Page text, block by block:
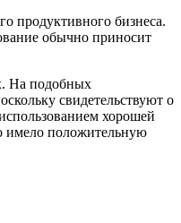
продуктивного бизнеса.
обычно приносит
На подобных
свидетельствуют о
хорошей
имело положительную